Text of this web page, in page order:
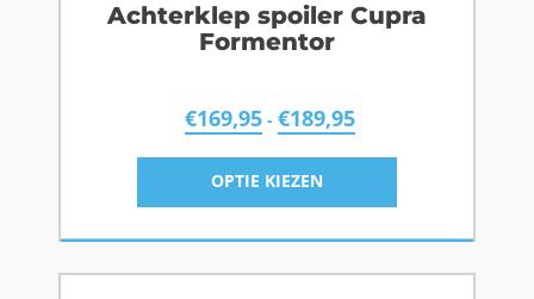
Achterklep spoiler Cupra
Formentor
€169,95 - €189,95
OPTIE KIEZEN